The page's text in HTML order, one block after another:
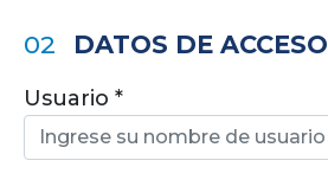
02 DATOS DE ACCESO
Usuario